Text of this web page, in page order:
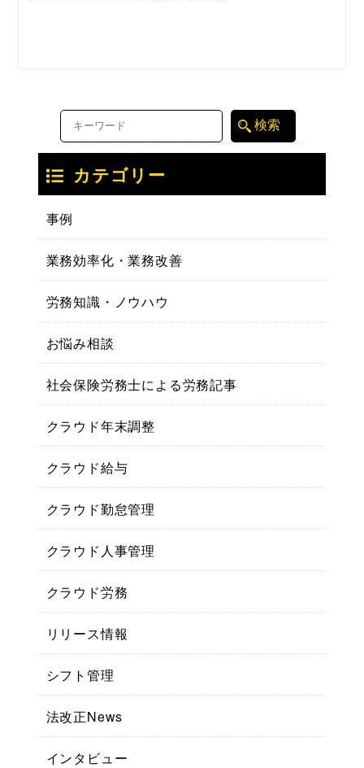
カテゴリー
事例
業務効率化・業務改善
労務知識・ノウハウ
お悩み相談
社会保険労務士による労務記事
クラウド年末調整
クラウド給与
クラウド勤怠管理
クラウド人事管理
クラウド労務
リリース情報
シフト管理
法改正News
インタビュー